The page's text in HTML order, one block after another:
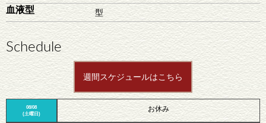
血液型 型
Schedule
週間スケジュールはこちら
08/08
(土曜日)
お休み